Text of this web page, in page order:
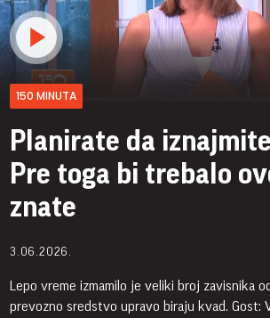
150 MINUTA
Planirate da
Pre toga bi trebalo
znate
3.06.2026.
Lepo vreme izmamilo je veliki broj zavisnika
prevozno sredstvo upravo biraju kvad. Gost: